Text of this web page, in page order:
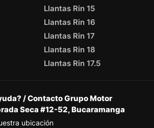
Llantas Rin 15
Llantas Rin 16
Llantas Rin 17
Llantas Rin 18
Llantas Rin 17.5
/ Contacto Grupo Motor
Seca #12-52, Bucaramanga
ubicación